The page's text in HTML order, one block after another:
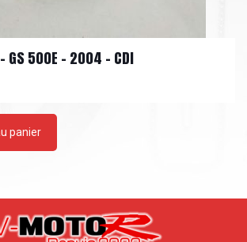
GS 500E – 2004 – CDI
panier